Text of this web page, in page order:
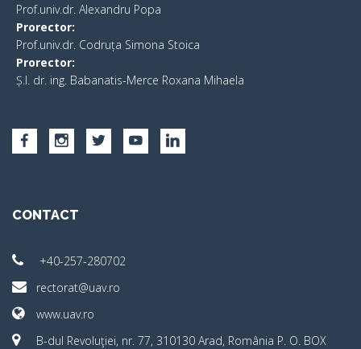
Prof.univ.dr. Alexandru Popa
Prorector:
Prof.univ.dr. Codruța Simona Stoica
Prorector:
Ș.I. dr. ing. Babanatis-Merce Roxana Mihaela
CONTACT
+40-257-280702
rectorat@uav.ro
www.uav.ro
B-dul Revoluţiei, nr. 77, 310130 Arad, România P. O. BOX